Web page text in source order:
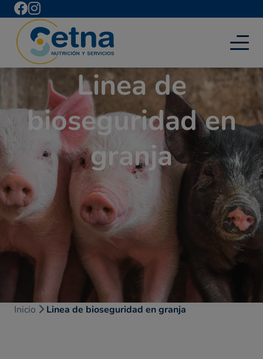
Linea de
bioseguridad en
granja
Inicio Linea de bioseguridad en granja